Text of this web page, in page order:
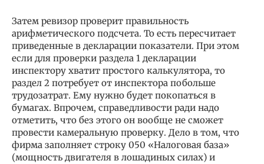
Затем ревизор проверит правильность
арифметического подсчета. То есть пересчитает
приведенные в декларации показатели. При этом
если для проверки раздела 1 декларации
инспектору хватит простого калькулятора, то
раздел 2 потребует от инспектора побольше
трудозатрат. Ему нужно будет покопаться в
бумагах. Впрочем, справедливости ради надо
отметить, что без этого он вообще не сможет
провести камеральную проверку. Дело в том, что
фирма заполняет строку 050 «Налоговая база»
(мощность двигателя в лошадиных силах) и